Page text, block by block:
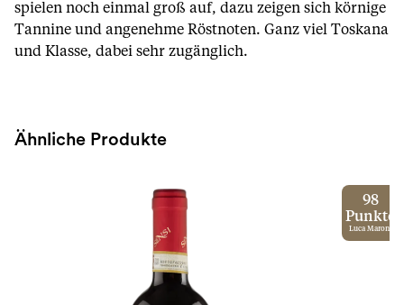
spielen noch einmal groß auf, dazu zeigen sich körnige
Tannine und angenehme Röstnoten. Ganz viel Toskana
und Klasse, dabei sehr zugänglich.
Ähnliche Produkte
98
Punkte
Luca Maroni